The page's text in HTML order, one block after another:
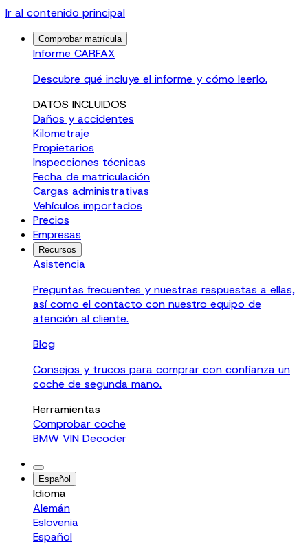
Ir al contenido principal
Comprobar matrícula
Informe CARFAX
Descubre qué incluye el informe y cómo leerlo.
DATOS INCLUIDOS
Daños y accidentes
Kilometraje
Propietarios
Inspecciones técnicas
Fecha de matriculación
Cargas administrativas
Vehículos importados
Precios
Empresas
Recursos
Asistencia
Preguntas frecuentes y nuestras respuestas a ellas,
así como el contacto con nuestro equipo de
atención al cliente.
Blog
Consejos y trucos para comprar con confianza un
coche de segunda mano.
Herramientas
Comprobar coche
BMW VIN Decoder
Español
Idioma
Alemán
Eslovenia
Español